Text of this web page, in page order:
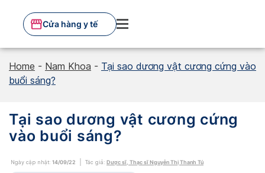
content
Cửa hàng y tế
Home - Nam Khoa - Tại sao dương vật cương cứng vào
buổi sáng?
Tại sao dương vật cương cứng
vào buổi sáng?
Ngày cập nhật: 14/09/22 Tác giả: Dược sĩ, Thạc sĩ Nguyễn Thị Thanh Tú